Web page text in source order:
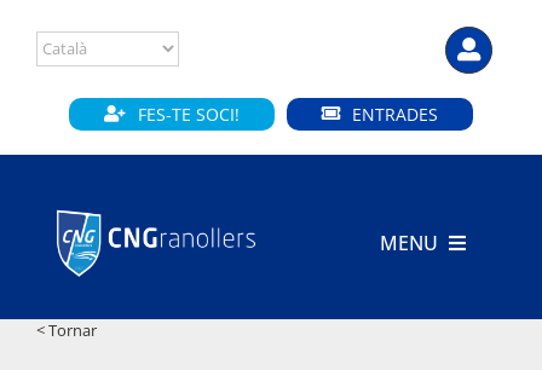
content
FES-TE SOCI! ENTRADES
MENU
< Tornar